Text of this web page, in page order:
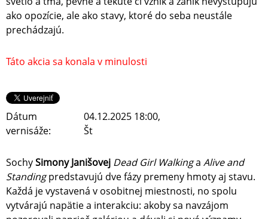
ako opozície, ale ako stavy, ktoré do seba neustále
prechádzajú.
Táto akcia sa konala v minulosti
Dátum
vernisáže:
04.12.2025 18:00,
Št
SochySimony Janišovej Dead Girl Walkinga Alive and
Standingpredstavujú dve fázy premeny hmoty aj stavu.
Každá je vystavená v osobitnej miestnosti, no spolu
vytvárajú napätie a interakciu: akoby sa navzájom